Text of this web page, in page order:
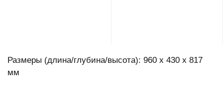
Размеры (длина/глубина/высота): 960 x 430 x 817
мм